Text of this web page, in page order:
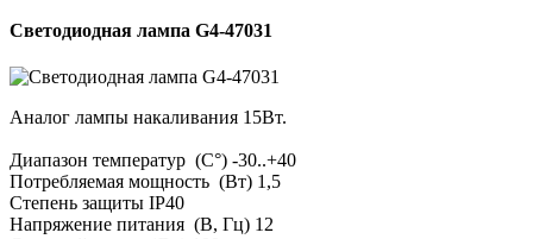
Светодиодная лампа G4-47031
Аналог лампы накаливания 15Вт.
Диапазон температур (С°) -30..+40
Потребляемая мощность (Вт) 1,5
Степень защиты IP40
Напряжение питания (В, Гц) 12